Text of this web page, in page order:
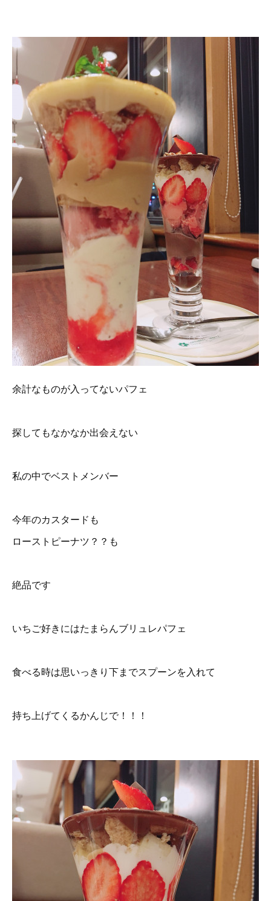
余計なものが入ってないパフェ
探してもなかなか出会えない
私の中でベストメンバー
今年のカスタードも
ローストピーナツ？？も
絶品です
いちご好きにはたまらんブリュレパフェ
食べる時は思いっきり下までスプーンを入れて
持ち上げてくるかんじで！！！